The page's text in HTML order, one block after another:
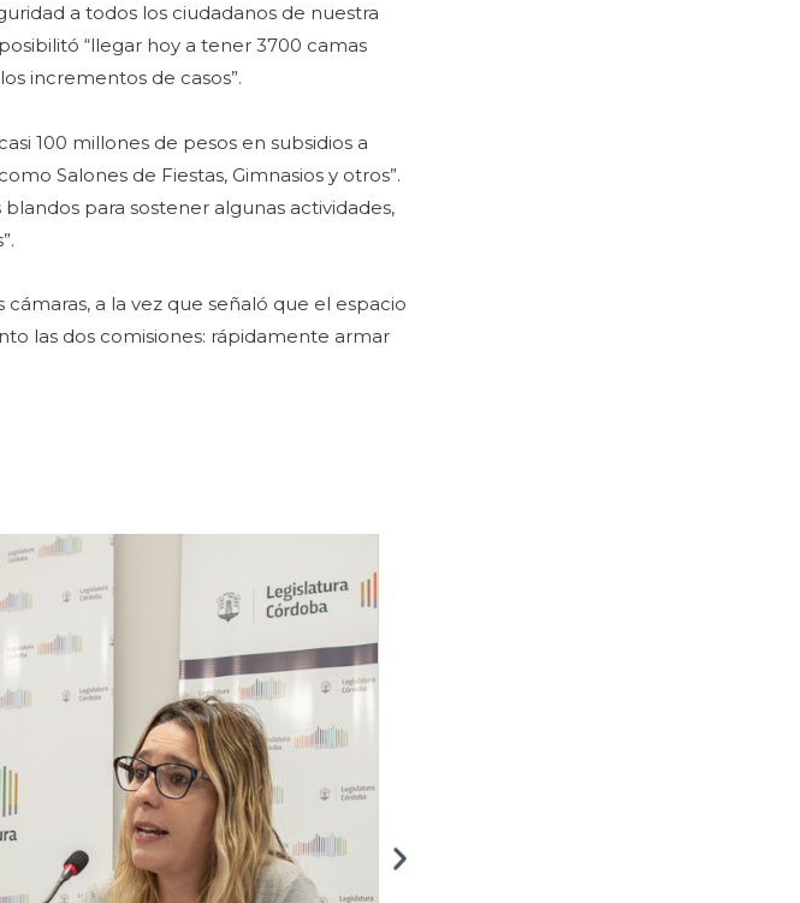
a todos los ciudadanos de nuestra
“llegar hoy a tener 3700 camas
incrementos de casos”.
100 millones de pesos en subsidios a
Salones de Fiestas, Gimnasios y otros”.
para sostener algunas actividades,
a la vez que señaló que el espacio
las dos comisiones: rápidamente armar